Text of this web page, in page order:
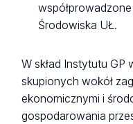
Środowiska UŁ.
W skład Instytutu
skupionych wokół
ekonomicznymi i
gospodarowania